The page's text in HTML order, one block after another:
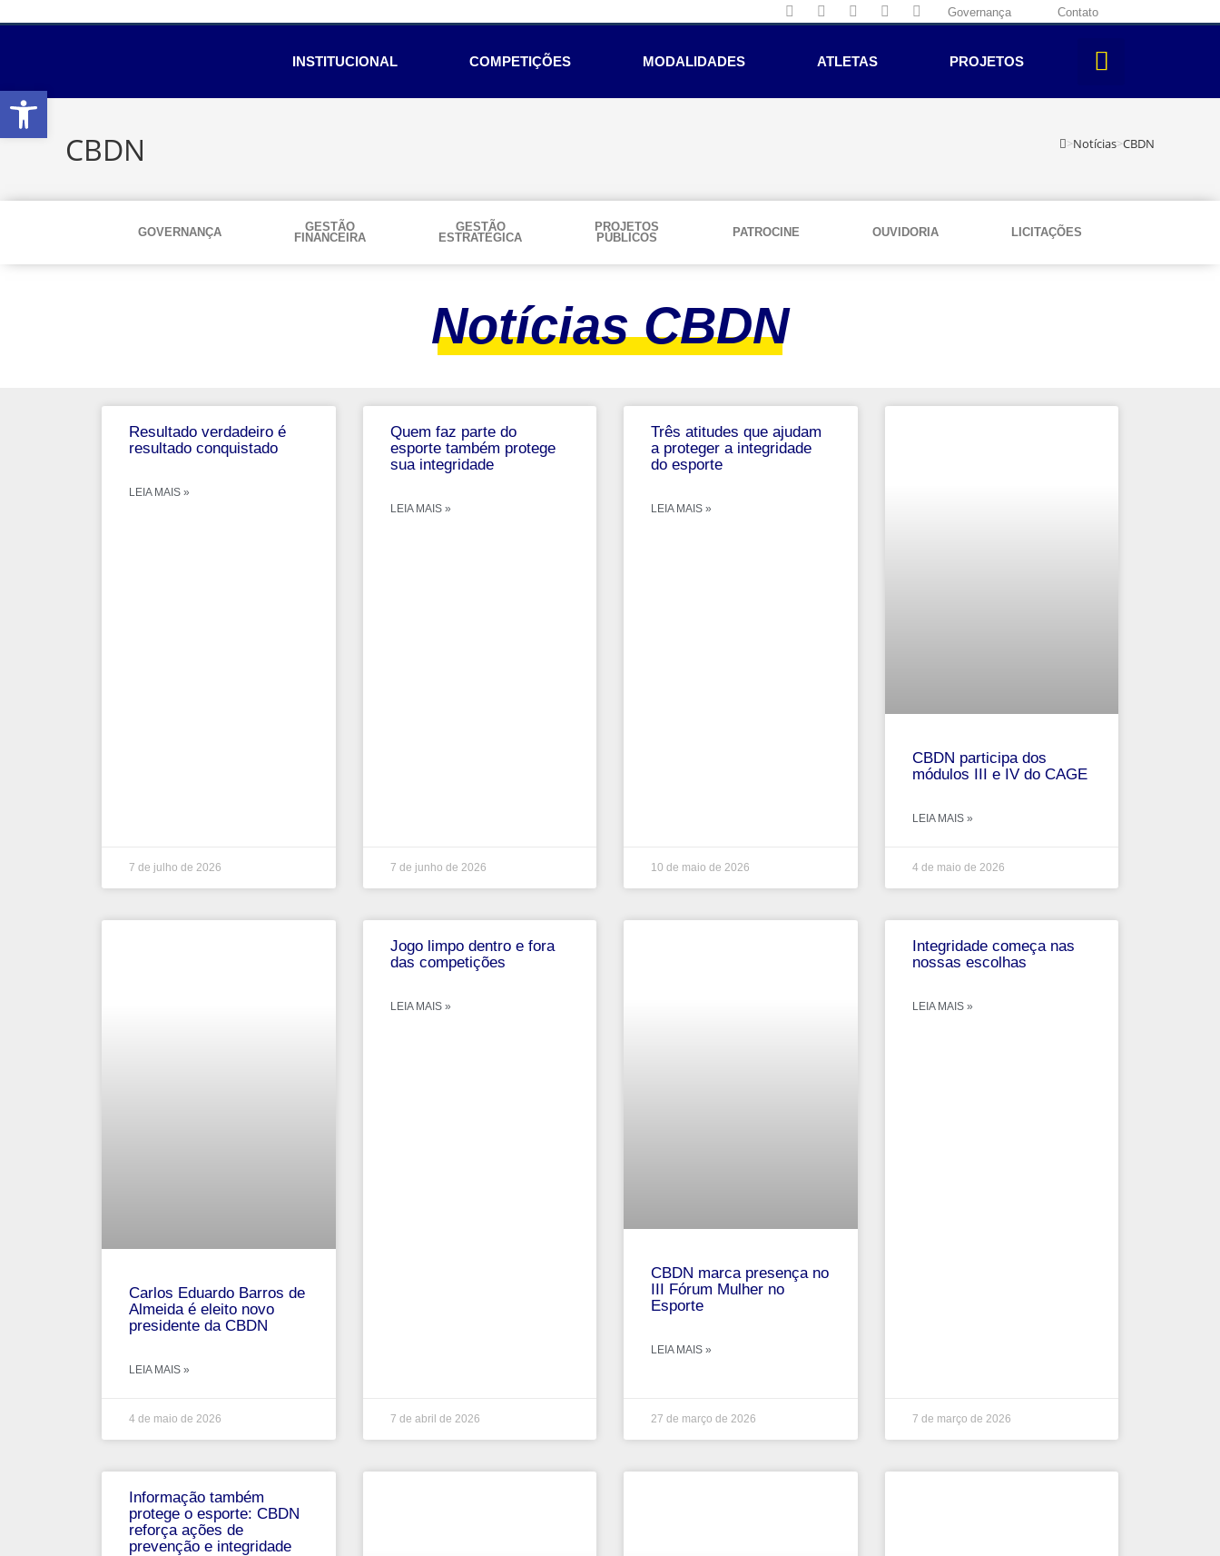
Governança Contato
INSTITUCIONAL COMPETIÇÕES MODALIDADES ATLETAS PROJETOS
CBDN >Notícias>CBDN
GOVERNANÇA
GESTÃO
FINANCEIRA
GESTÃO
ESTRATÉGICA
PROJETOS
PÚBLICOS
PATROCINE OUVIDORIA LICITAÇÕES
Notícias CBDN
Resultado verdadeiro é
resultado conquistado
LEIA MAIS »
7 de julho de 2026
Quem faz parte do
esporte também protege
sua integridade
LEIA MAIS »
7 de junho de 2026
Três atitudes que ajudam
a proteger a integridade
do esporte
LEIA MAIS »
10 de maio de 2026
CBDN participa dos
módulos III e IV do CAGE
LEIA MAIS »
4 de maio de 2026
Carlos Eduardo Barros de
Almeida é eleito novo
presidente da CBDN
LEIA MAIS »
4 de maio de 2026
Jogo limpo dentro e fora
das competições
LEIA MAIS »
7 de abril de 2026
CBDN marca presença no
III Fórum Mulher no
Esporte
LEIA MAIS »
27 de março de 2026
Integridade começa nas
nossas escolhas
LEIA MAIS »
7 de março de 2026
Informação também
protege o esporte: CBDN
reforça ações de
prevenção e integridade
Abrir a barra de ferramentas